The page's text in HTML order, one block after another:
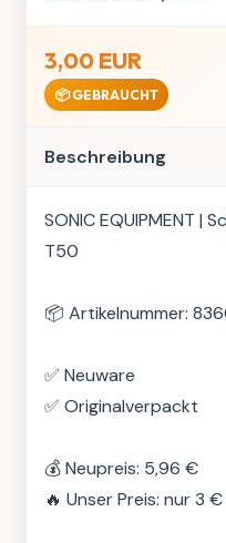
3,00 EUR
📦 GEBRAUCHT
Beschreibung
SONIC EQUIPMENT |
T50
📦 Artikelnummer:
✅ Neuware
✅ Originalverpackt
💰 Neupreis: 5,96 €
🔥 Unser Preis: nur 3